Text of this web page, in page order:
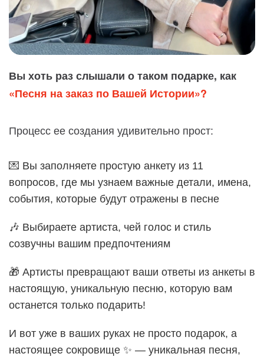
Вы хоть раз слышали о таком подарке, как
«Песня на заказ по Вашей Истории»?
Процесс ее создания удивительно прост:
💌 Вы заполняете простую анкету из 11
вопросов, где мы узнаем важные детали, имена,
события, которые будут отражены в песне
🎶 Выбираете артиста, чей голос и стиль
созвучны вашим предпочтениям
🎁 Артисты превращают ваши ответы из анкеты в
настоящую, уникальную песню, которую вам
останется только подарить!
И вот уже в ваших руках не просто подарок, а
настоящее сокровище ✨ — уникальная песня,